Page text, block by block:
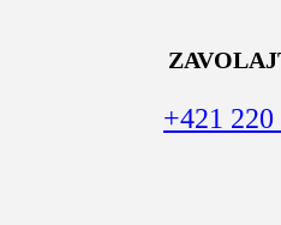
+421 220